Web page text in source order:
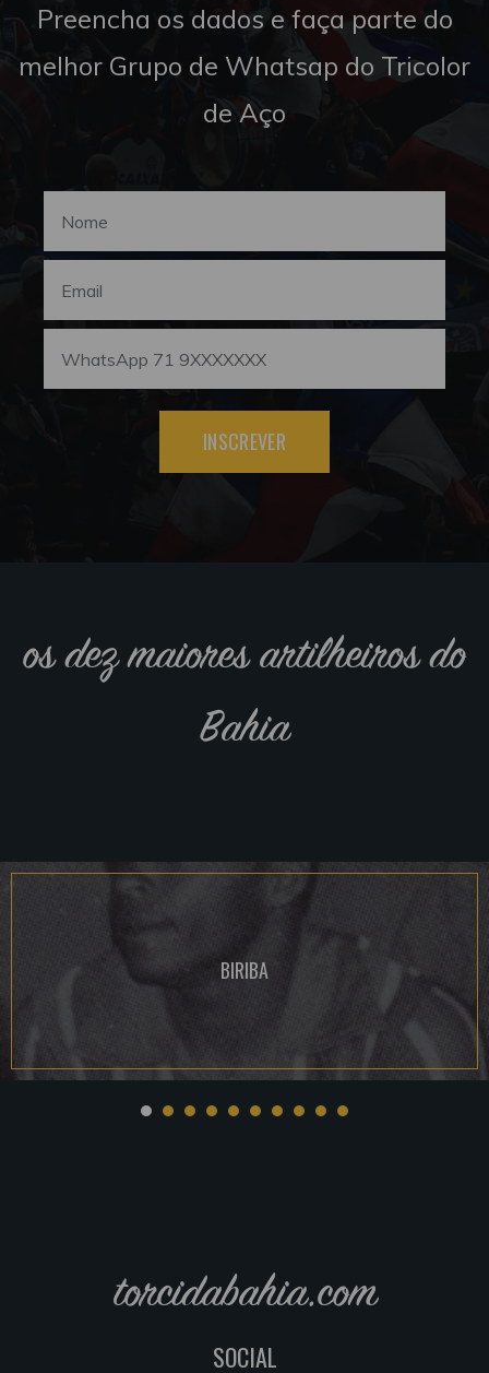
Preencha os dados e faça parte do
melhor Grupo de Whatsap do Tricolor
de Aço
INSCREVER
os dez maiores artilheiros do
Bahia
BIRIBA
torcidabahia.com
SOCIAL